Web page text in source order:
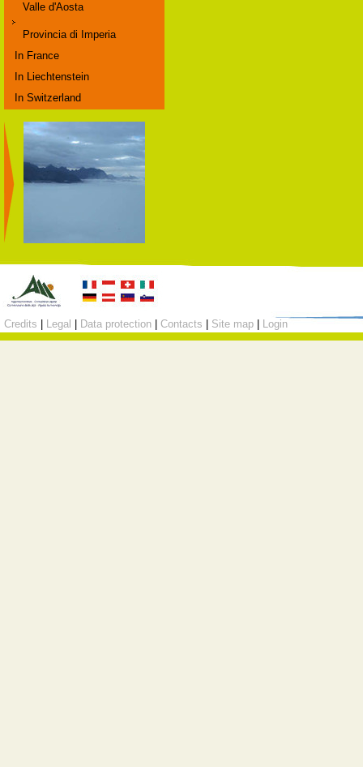
Valle d'Aosta
Provincia di Imperia
In France
In Liechtenstein
In Switzerland
Credits Legal Data protection Contacts Site map Login